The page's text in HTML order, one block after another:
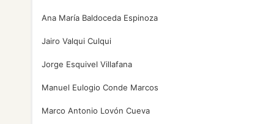
Ana María Baldoceda Espinoza
Jairo Valqui Culqui
Jorge Esquivel Villafana
Manuel Eulogio Conde Marcos
Marco Antonio Lovón Cueva